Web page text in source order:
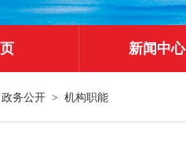
新闻中心
政务公开 > 机构职能